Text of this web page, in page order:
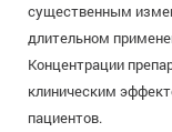
существенным
длительном
Концентрации
клиническим
пациентов.